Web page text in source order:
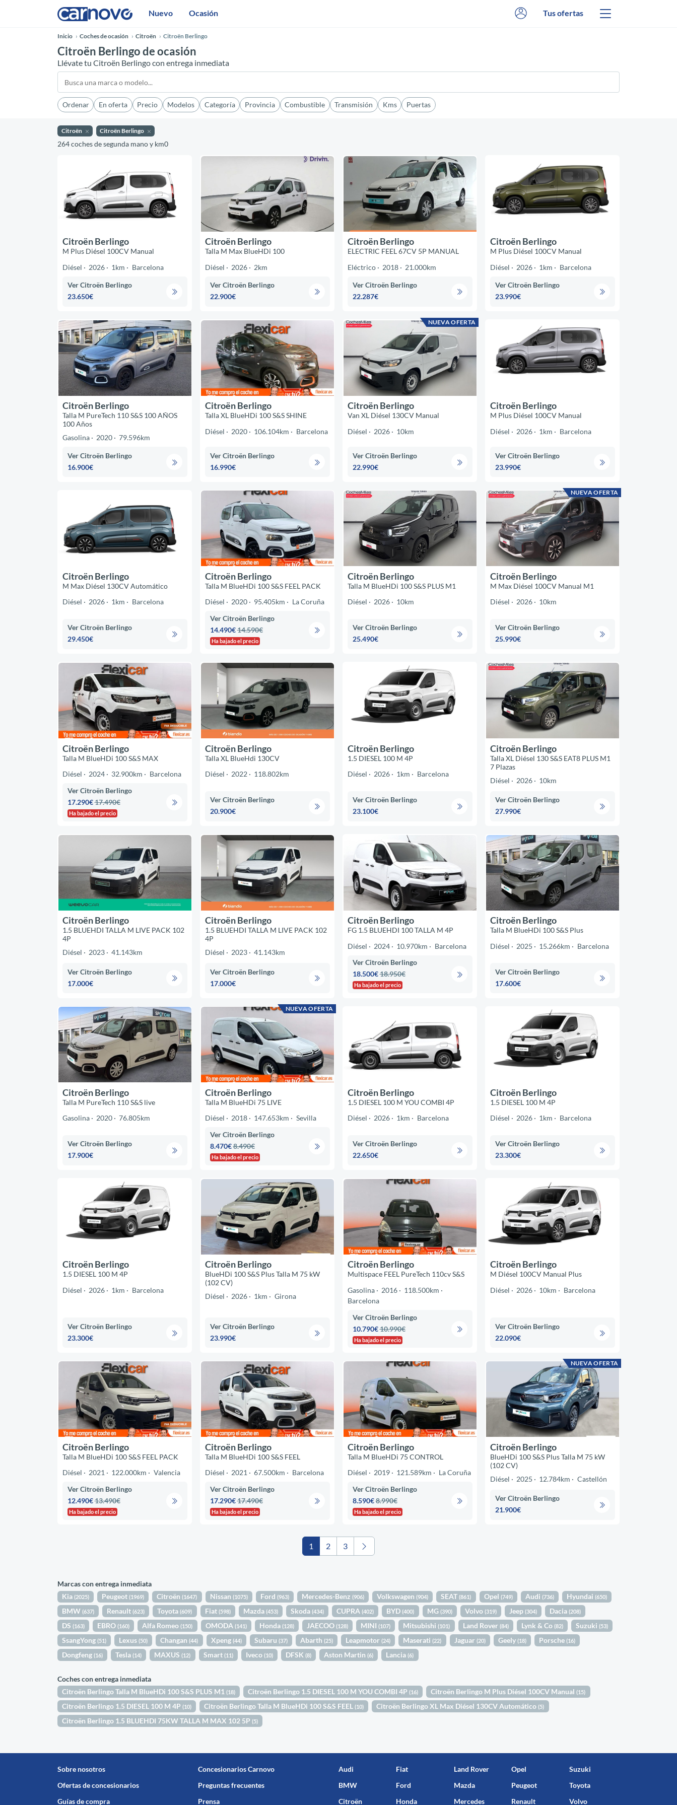
Nuevo Ocasión Tus ofertas
Inicio Coches de ocasión Citroën Citroën Berlingo
Citroën Berlingo de ocasión
Llévate tu Citroën Berlingo con entrega inmediata
Ordenar En oferta Precio Modelos Categoría Provincia Combustible Transmisión Kms Puertas
Citroën Citroën Berlingo
264 coches de segunda mano y km0
Citroën Berlingo
M Plus Diésel 100CV Manual
Diésel
2026 1km Barcelona
Ver Citroën Berlingo
23.650€
Citroën Berlingo
Talla M Max BlueHDi 100
Diésel
2026 2km
Ver Citroën Berlingo
22.900€
Citroën Berlingo
ELECTRIC FEEL 67CV 5P MANUAL
Eléctrico
2018 21.000km
Ver Citroën Berlingo
22.287€
Citroën Berlingo
M Plus Diésel 100CV Manual
Diésel
2026 1km Barcelona
Ver Citroën Berlingo
23.990€
Citroën Berlingo
Talla M PureTech 110 S&S 100 AÑOS
100 Años
Gasolina
2020 79.596km
Ver Citroën Berlingo
16.900€
Citroën Berlingo
Talla XL BlueHDi 100 S&S SHINE
Diésel
2020 106.104km Barcelona
Ver Citroën Berlingo
16.990€
NUEVA OFERTA
Citroën Berlingo
Van XL Diésel 130CV Manual
Diésel
2026 10km
Ver Citroën Berlingo
22.990€
Citroën Berlingo
M Plus Diésel 100CV Manual
Diésel
2026 1km Barcelona
Ver Citroën Berlingo
23.990€
Citroën Berlingo
M Max Diésel 130CV Automático
Diésel
2026 1km Barcelona
Ver Citroën Berlingo
29.450€
Citroën Berlingo
Talla M BlueHDi 100 S&S FEEL PACK
Diésel
2020 95.405km
La Coruña
Ver Citroën Berlingo
14.490€14.590€
Ha bajado el precio
Citroën Berlingo
Talla M BlueHDi 100 S&S PLUS M1
Diésel
2026 10km
Ver Citroën Berlingo
25.490€
NUEVA OFERTA
Citroën Berlingo
M Max Diésel 100CV Manual M1
Diésel
2026 10km
Ver Citroën Berlingo
25.990€
Citroën Berlingo
Talla M BlueHDi 100 S&S MAX
Diésel
2024 32.900km
Barcelona
Ver Citroën Berlingo
17.290€17.490€
Ha bajado el precio
Citroën Berlingo
Talla XL BlueHdi 130CV
Diésel
2022 118.802km
Ver Citroën Berlingo
20.900€
Citroën Berlingo
1.5 DIESEL 100 M 4P
Diésel
2026 1km Barcelona
Ver Citroën Berlingo
23.100€
Citroën Berlingo
Talla XL Diésel 130 S&S EAT8 PLUS M1
7 Plazas
Diésel
2026 10km
Ver Citroën Berlingo
27.990€
Citroën Berlingo
1.5 BLUEHDI TALLA M LIVE PACK 102
4P
Diésel
2023 41.143km
Ver Citroën Berlingo
17.000€
Citroën Berlingo
1.5 BLUEHDI TALLA M LIVE PACK 102
4P
Diésel
2023 41.143km
Ver Citroën Berlingo
17.000€
Citroën Berlingo
FG 1.5 BLUEHDI 100 TALLA M 4P
Diésel
2024 10.970km
Barcelona
Ver Citroën Berlingo
18.500€18.950€
Ha bajado el precio
Citroën Berlingo
Talla M BlueHDi 100 S&S Plus
Diésel
2025 15.266km Barcelona
Ver Citroën Berlingo
17.600€
Citroën Berlingo
Talla M PureTech 110 S&S live
Gasolina
2020 76.805km
Ver Citroën Berlingo
17.900€
NUEVA OFERTA
Citroën Berlingo
Talla M BlueHDi 75 LIVE
Diésel
2018 147.653km
Sevilla
Ver Citroën Berlingo
8.470€8.490€
Ha bajado el precio
Citroën Berlingo
1.5 DIESEL 100 M YOU COMBI 4P
Diésel
2026 1km Barcelona
Ver Citroën Berlingo
22.650€
Citroën Berlingo
1.5 DIESEL 100 M 4P
Diésel
2026 1km Barcelona
Ver Citroën Berlingo
23.300€
Citroën Berlingo
1.5 DIESEL 100 M 4P
Diésel
2026 1km Barcelona
Ver Citroën Berlingo
23.300€
Citroën Berlingo
BlueHDi 100 S&S Plus Talla M 75 kW
(102 CV)
Diésel
2026 1km Girona
Ver Citroën Berlingo
23.990€
Citroën Berlingo
Multispace FEEL PureTech 110cv S&S
Gasolina
2016
118.500km
Barcelona
Ver Citroën Berlingo
10.790€10.990€
Ha bajado el precio
Citroën Berlingo
M Diésel 100CV Manual Plus
Diésel
2026 10km Barcelona
Ver Citroën Berlingo
22.090€
Citroën Berlingo
Talla M BlueHDi 100 S&S FEEL PACK
Diésel
2021 122.000km
Valencia
Ver Citroën Berlingo
12.490€13.490€
Ha bajado el precio
Citroën Berlingo
Talla M BlueHDi 100 S&S FEEL
Diésel
2021 67.500km
Barcelona
Ver Citroën Berlingo
17.290€17.490€
Ha bajado el precio
Citroën Berlingo
Talla M BlueHDi 75 CONTROL
Diésel
2019 121.589km
La Coruña
Ver Citroën Berlingo
8.590€8.990€
Ha bajado el precio
NUEVA OFERTA
Citroën Berlingo
BlueHDi 100 S&S Plus Talla M 75 kW
(102 CV)
Diésel
2025 12.784km Castellón
Ver Citroën Berlingo
21.900€
1 2 3
Marcas con entrega inmediata
Kia(2025) Peugeot(1969) Citroën(1647) Nissan (1075) Ford (963) Mercedes-Benz(906) Volkswagen(904) SEAT(861) Opel (749) Audi (736) Hyundai (650)
BMW(637) Renault(623) Toyota(609) Fiat (598) Mazda (453) Skoda(434) CUPRA(402) BYD(400) MG (390) Volvo (319) Jeep (304) Dacia(208)
DS(163) EBRO(160) Alfa Romeo(150) OMODA (141) Honda (128) JAECOO(128) MINI(107) Mitsubishi(101) Land Rover (84) Lynk & Co (82) Suzuki (53)
SsangYong(51) Lexus(50) Changan(44) Xpeng (44) Subaru (37) Abarth(25) Leapmotor(24) Maserati(22) Jaguar (20) Geely (18) Porsche (16)
Dongfeng(16) Tesla(14) MAXUS(12) Smart (11) Iveco (10) DFSK(8) Aston Martin(6) Lancia(6)
Coches con entrega inmediata
Citroën Berlingo Talla M BlueHDi 100 S&S PLUS M1(18) Citroën Berlingo 1.5 DIESEL 100 M YOU COMBI 4P(16) Citroën Berlingo M Plus Diésel 100CV Manual(15)
Citroën Berlingo 1.5 DIESEL 100 M 4P(10) Citroën Berlingo Talla M BlueHDi 100 S&S FEEL(10) Citroën Berlingo XL Max Diésel 130CV Automático(5)
Citroën Berlingo 1.5 BLUEHDI 75KW TALLA M MAX 102 5P(5)
Sobre nosotros
Ofertas de concesionarios
Guías de compra
Concesionarios Carnovo
Preguntas frecuentes
Prensa
Audi
BMW
Citroën
Fiat
Ford
Honda
Land Rover
Mazda
Mercedes
Opel
Peugeot
Renault
Suzuki
Toyota
Volvo